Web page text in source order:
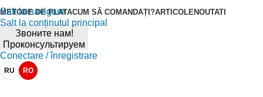
Salt la navigare
Salt la conținutul principal
METODE DE PLATACUM SĂ COMANDAȚI?ARTICOLENOUTATI
Звоните нам!
Проконсультируем
Conectare / înregistrare
RU RO